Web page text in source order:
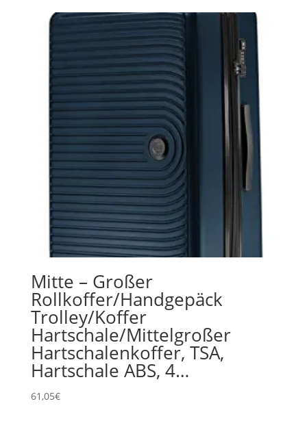
Mitte – Großer
Rollkoffer/Handgepäck
Trolley/Koffer
Hartschale/Mittelgroßer
Hartschalenkoffer, TSA,
Hartschale ABS, 4…
61,05€